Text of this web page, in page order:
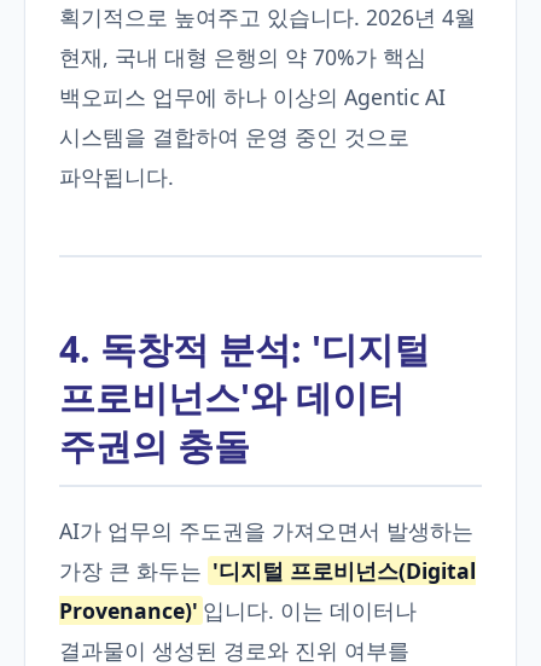
획기적으로 높여주고 있습니다. 2026년 4월
현재, 국내 대형 은행의 약 70%가 핵심
백오피스 업무에 하나 이상의 Agentic AI
시스템을 결합하여 운영 중인 것으로
파악됩니다.
4. 독창적 분석: '디지털
프로비넌스'와 데이터
주권의 충돌
AI가 업무의 주도권을 가져오면서 발생하는
가장 큰 화두는 '디지털 프로비넌스(Digital
Provenance)' 입니다. 이는 데이터나
결과물이 생성된 경로와 진위 여부를